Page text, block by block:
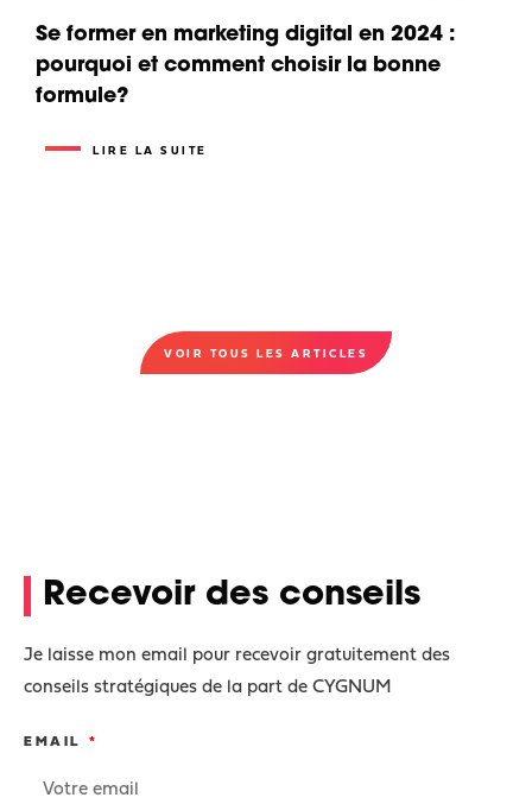
Se former en marketing digital en 2024 :
pourquoi et comment choisir la bonne
formule?
LIRE LA SUITE
VOIR TOUS LES ARTICLES
Recevoir des conseils
Je laisse mon email pour recevoir gratuitement des
conseils stratégiques de la part de CYGNUM
EMAIL